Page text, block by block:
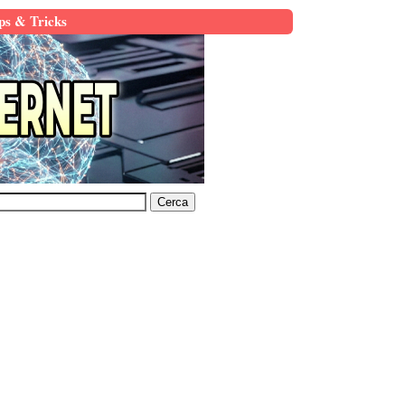
& Tricks